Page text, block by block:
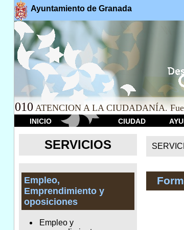
Ayuntamiento de Granada
010 ATENCION A LA CIUDADANÍA.
INICIO CIUDAD
SERVICIOS
Empleo,
Emprendimiento y
oposiciones
Empleo y